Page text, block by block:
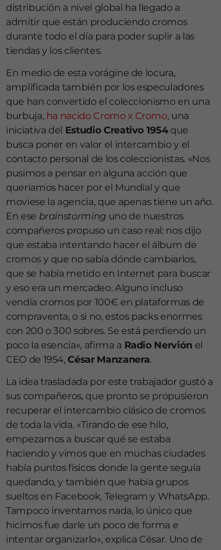
distribución a nivel global ha llegado a
admitir que están produciendo cromos
durante todo el día para poder suplir a las
tiendas y los clientes.
En medio de esta vorágine de locura,
amplificada también por los especuladores
que han convertido el coleccionismo en una
burbuja, ha nacido Cromo x Cromo, una
iniciativa del Estudio Creativo 1954 que
busca poner en valor el intercambio y el
contacto personal de los coleccionistas. «Nos
pusimos a pensar en alguna acción que
queríamos hacer por el Mundial y que
moviese la agencia, que apenas tiene un año.
En ese brainstorming uno de nuestros
compañeros propuso un caso real: nos dijo
que estaba intentando hacer el álbum de
cromos y que no sabía dónde cambiarlos,
que se había metido en Internet para buscar
y eso era un mercadeo. Alguno incluso
vendía cromos por 100€ en plataformas de
compraventa, o si no, estos packs enormes
con 200 o 300 sobres. Se está perdiendo un
poco la esencia», afirma a Radio Nervión el
CEO de 1954, César Manzanera.
La idea trasladada por este trabajador gustó a
sus compañeros, que pronto se propusieron
recuperar el intercambio clásico de cromos
de toda la vida. «Tirando de ese hilo,
empezamos a buscar qué se estaba
haciendo y vimos que en muchas ciudades
había puntos físicos donde la gente seguía
quedando, y también que había grupos
sueltos en Facebook, Telegram y WhatsApp.
Tampoco inventamos nada, lo único que
hicimos fue darle un poco de forma e
intentar organizarlo», explica César. Uno de